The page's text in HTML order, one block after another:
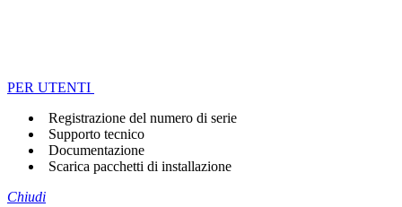
PER UTENTI
Registrazione del numero di serie
Supporto tecnico
Documentazione
Scarica pacchetti di installazione
Chiudi